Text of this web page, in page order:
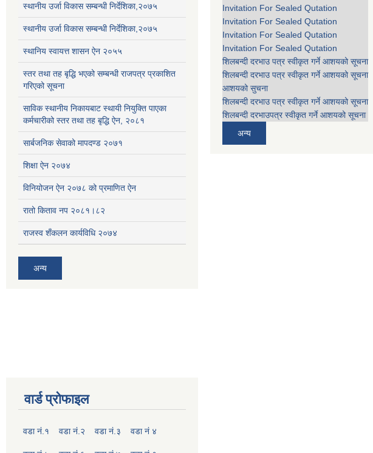
स्थानीय उर्जा विकास सम्बन्धी निर्देशिका,२०७५
स्थानीय उर्जा विकास सम्बन्धी निर्देशिका,२०७५
स्थानिय स्वायत्त शासन ऐन २०५५
स्तर तथा तह बृद्धि भएको सम्बन्धी राजपत्र प्रकाशित
गरिएको सूचना
साविक स्थानीय निकायबाट स्थायी नियुक्ति पाएका
कर्मचारीको स्तर तथा तह बृद्धि ऐन, २०८१
सार्बजनिक सेवाको मापदण्ड २०७१
शिक्षा ऐन २०७४
विनियोजन ऐन २०७८ को प्रमाणित ऐन
रातो किताव नप २०८१।८२
राजस्व शँकलन कार्यविधि २०७४
अन्य
Invitation For Sealed Qutation
Invitation For Sealed Qutation
Invitation For Sealed Qutation
Invitation For Sealed Qutation
शिलबन्दी दरभाउ पत्र स्वीकृत गर्ने आशयको सूचना
शिलबन्दी दरभाउ पत्र स्वीकृत गर्ने आशयको सूचना
आशयको सुचना
शिलबन्दी दरभाउ पत्र स्वीकृत गर्ने आशयको सूचना
शिलबन्दी दरभाउपत्र स्वीकृत गर्ने आशयको सूचना
अन्य
वार्ड प्रोफाइल
वडा नं.१ वडा नं.२ वडा नं.३ वडा नं ४